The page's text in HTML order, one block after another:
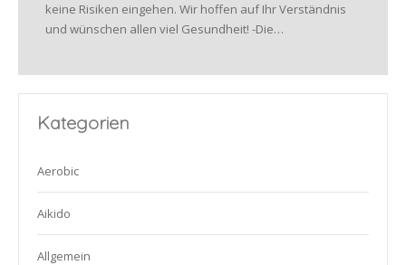
keine Risiken eingehen. Wir hoffen auf Ihr Verständnis
und wünschen allen viel Gesundheit! -Die…
Kategorien
Aerobic
Aikido
Allgemein